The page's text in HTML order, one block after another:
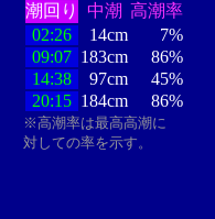
潮回り 中潮 高潮率
02:26
14cm
7%
09:07 183cm
86%
14:38
97cm
45%
20:15 184cm 86%
※高潮率は最高高潮に
対しての率を示す。